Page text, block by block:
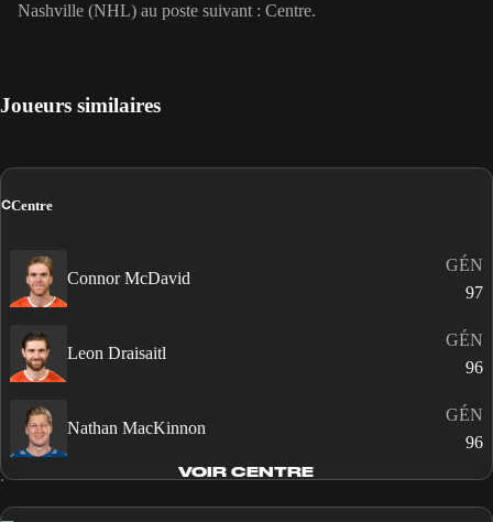
Nashville (NHL) au poste suivant : Centre.
Joueurs similaires
CCentre
Connor McDavid
GÉN
97
Leon Draisaitl
GÉN
96
Nathan MacKinnon
GÉN
96
VOIR CENTRE